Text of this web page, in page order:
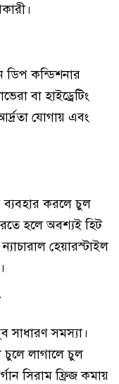
ডিপ কন্ডিশনার
বা হাইড্রেটিং
যোগায় এবং
ব্যবহার করলে চুল
হলে অবশ্যই হিট
হেয়ারস্টাইল
সাধারণ সমস্যা।
চুলে লাগালে চুল
সিরাম ফ্রিজ কমায়